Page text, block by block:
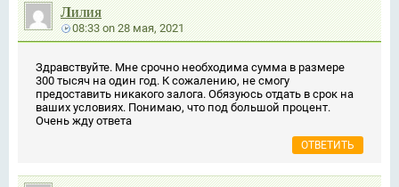
Лилия
08:33on28 мая, 2021
Здравствуйте. Мне срочно необходима сумма в размере
300 тысяч на один год. К сожалению, не смогу
предоставить никакого залога. Обязуюсь отдать в срок на
ваших условиях. Понимаю, что под большой процент.
Очень жду ответа
ОТВЕТИТЬ